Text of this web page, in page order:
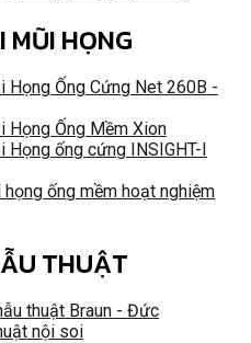
MŨI HỌNG
Họng Ống Cứng Net 260B -
Họng Ống Mềm Xion
Họng ống cứng INSIGHT-I
ống mềm hoạt nghiệm
THUẬT
thuật Braun - Đức
nội soi